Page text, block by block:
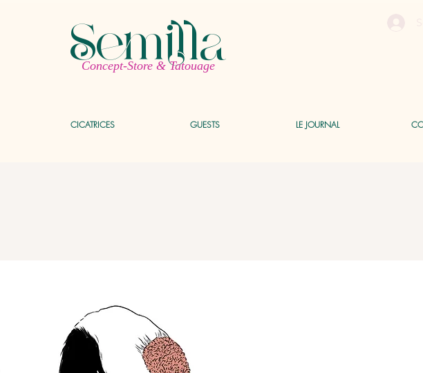
Semilla
Concept-Store & Tatouage
CICATRICES GUESTS LE JOURNAL